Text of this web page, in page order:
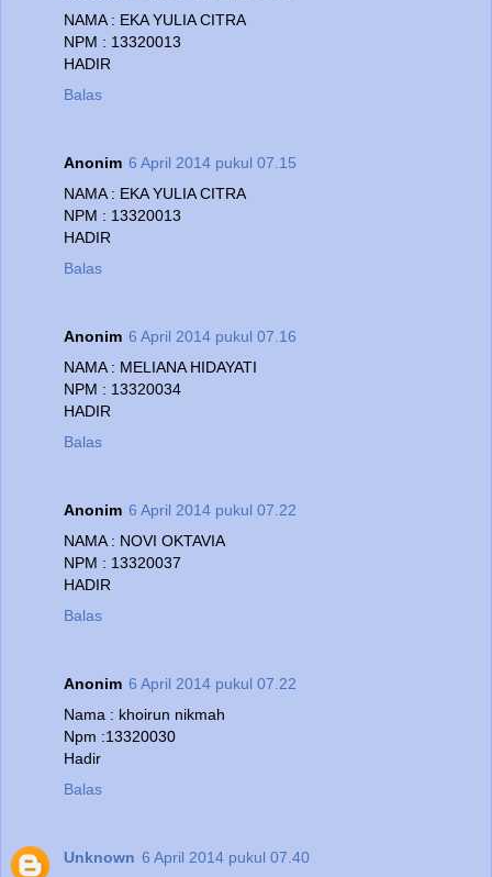
NAMA : EKA YULIA CITRA
NPM : 13320013
HADIR
Balas
Anonim 6 April 2014 pukul 07.15
NAMA : EKA YULIA CITRA
NPM : 13320013
HADIR
Balas
Anonim 6 April 2014 pukul 07.16
NAMA : MELIANA HIDAYATI
NPM : 13320034
HADIR
Balas
Anonim 6 April 2014 pukul 07.22
NAMA : NOVI OKTAVIA
NPM : 13320037
HADIR
Balas
Anonim 6 April 2014 pukul 07.22
Nama : khoirun nikmah
Npm :13320030
Hadir
Balas
Unknown 6 April 2014 pukul 07.40